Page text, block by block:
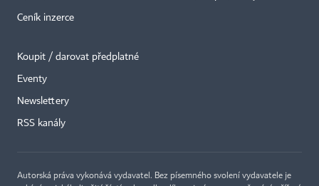
Ceník inzerce
Koupit / darovat předplatné
Eventy
Newslettery
RSS kanály
Autorská práva vykonává vydavatel. Bez písemného svolení vydavatele je